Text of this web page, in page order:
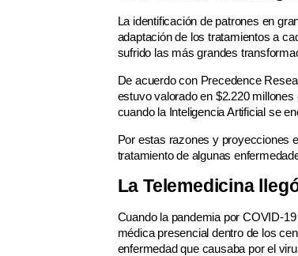
La identificación de patrones en
adaptación de los tratamientos a
sufrido las más grandes
De acuerdo con Precedence
estuvo valorado en $2.220
cuando la Inteligencia Artificial se
Por estas razones y proyecciones
tratamiento de algunas
La Telemedicina
Cuando la pandemia por COVID-
médica presencial dentro de los
enfermedad que causaba por el